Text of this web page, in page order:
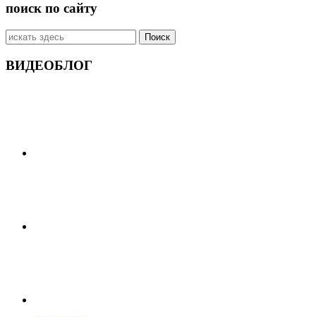
поиск по сайту
Искать:
ВИДЕОБЛОГ